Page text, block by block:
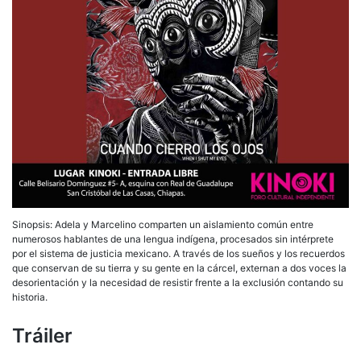
Sinopsis: Adela y Marcelino comparten un aislamiento común entre
numerosos hablantes de una lengua indí­gena, procesados sin intérprete
por el sistema de justicia mexicano. A través de los sueños y los recuerdos
que conservan de su tierra y su gente en la cárcel, externan a dos voces la
desorientación y la necesidad de resistir frente a la exclusión contando su
historia.
Tráiler